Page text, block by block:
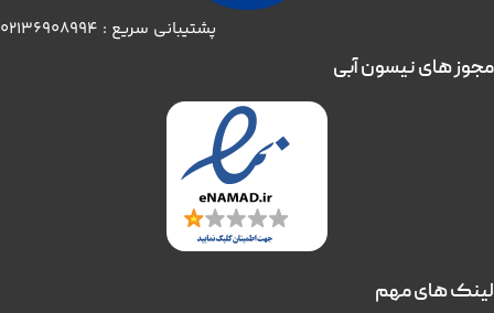
پشتیبانی سریع : 02136908994
لینک های مهم
مجوز های نیسون آبی